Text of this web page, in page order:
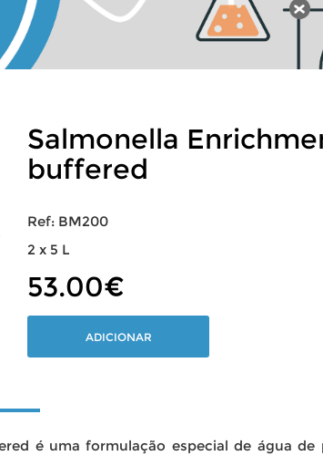
Salmonella
buffered
Ref: BM200
2 x 5 L
53.00€
ADICIONAR
é uma formulação especial de água